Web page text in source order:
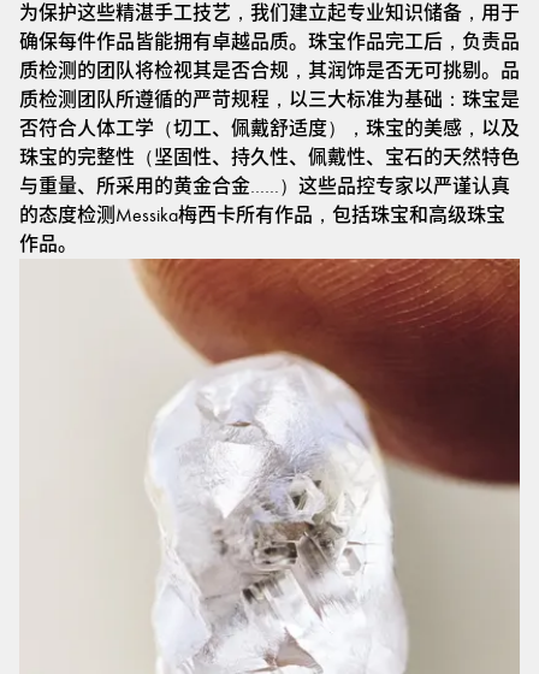
为保护这些精湛手工技艺，我们建立起专业知识储备，用于
确保每件作品皆能拥有卓越品质。珠宝作品完工后，负责品
质检测的团队将检视其是否合规，其润饰是否无可挑剔。品
质检测团队所遵循的严苛规程，以三大标准为基础：珠宝是
否符合人体工学（切工、佩戴舒适度），珠宝的美感，以及
珠宝的完整性（坚固性、持久性、佩戴性、宝石的天然特色
与重量、所采用的黄金合金……）这些品控专家以严谨认真
的态度检测Messika梅西卡所有作品，包括珠宝和高级珠宝
作品。